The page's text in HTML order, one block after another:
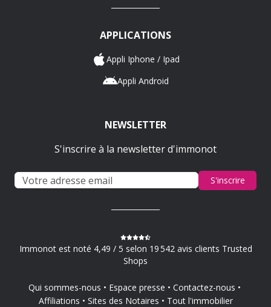
APPLICATIONS
Appli Iphone / Ipad
Appli Android
NEWSLETTER
S'inscrire à la newsletter d'immonot
S'inscrire
Immonot est noté 4,49 / 5 selon 19 542 avis clients Trusted
Shops
Qui sommes-nous Espace presse
Contactez-nous
Affiliations
Sites des Notaires Tout l'immobilier